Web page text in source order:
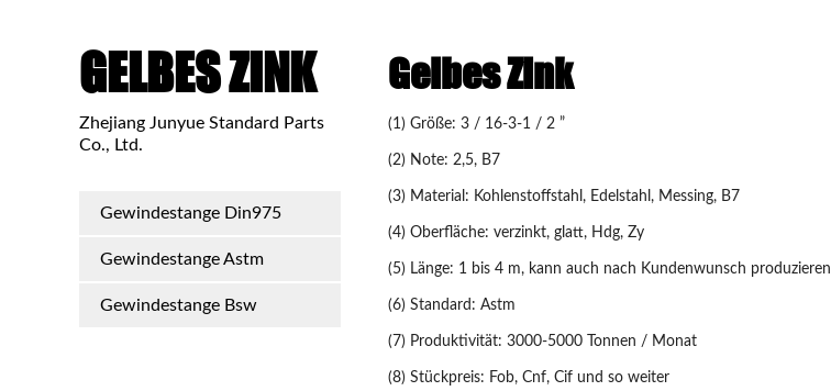
GELBES ZINK
Zhejiang Junyue Standard Parts
Co., Ltd.
Gewindestange Din975
Gewindestange Astm
Gewindestange Bsw
Gelbes Zink
(1) Größe: 3 / 16-3-1 / 2 ”
(2) Note: 2,5, B7
(3) Material: Kohlenstoffstahl, Edelstahl, Messing, B7
(4) Oberfläche: verzinkt, glatt, Hdg, Zy
(5) Länge: 1 bis 4 m, kann auch nach Kundenwunsch produzieren
(6) Standard: Astm
(7) Produktivität: 3000-5000 Tonnen / Monat
(8) Stückpreis: Fob, Cnf, Cif und so weiter